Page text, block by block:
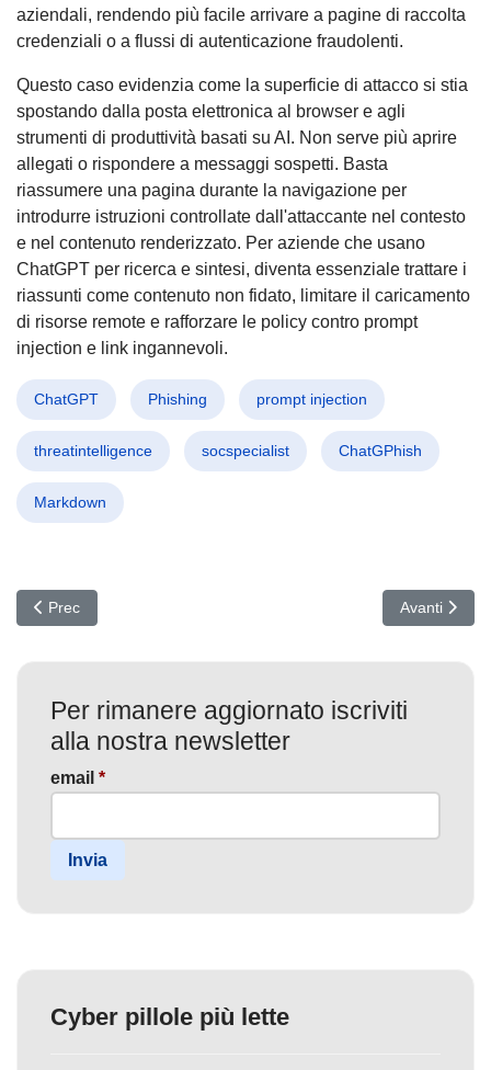
aziendali, rendendo più facile arrivare a pagine di raccolta
credenziali o a flussi di autenticazione fraudolenti.
Questo caso evidenzia come la superficie di attacco si stia
spostando dalla posta elettronica al browser e agli
strumenti di produttività basati su AI. Non serve più aprire
allegati o rispondere a messaggi sospetti. Basta
riassumere una pagina durante la navigazione per
introdurre istruzioni controllate dall'attaccante nel contesto
e nel contenuto renderizzato. Per aziende che usano
ChatGPT per ricerca e sintesi, diventa essenziale trattare i
riassunti come contenuto non fidato, limitare il caricamento
di risorse remote e rafforzare le policy contro prompt
injection e link ingannevoli.
ChatGPT Phishing prompt injection
threatintelligence socspecialist ChatGPhish
Markdown
Articolo precedente: SOC in Crisi Silenziosa: il debito operativo
Prec Articolo
Avanti
Per rimanere aggiornato iscriviti
alla nostra newsletter
email *
Invia
Cyber pillole più lette